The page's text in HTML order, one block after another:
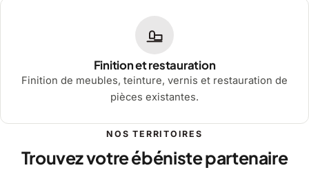
Finition et restauration
Finition de meubles, teinture, vernis et restauration de
pièces existantes.
NOS TERRITOIRES
Trouvez votre ébéniste partenaire